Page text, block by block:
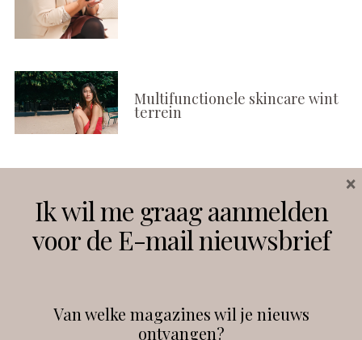
Multifunctionele skincare wint
terrein
Instagram Facebook
Ik wil me graag aanmelden
voor de E-mail nieuwsbrief
Van welke magazines wil je nieuws
ontvangen?
×